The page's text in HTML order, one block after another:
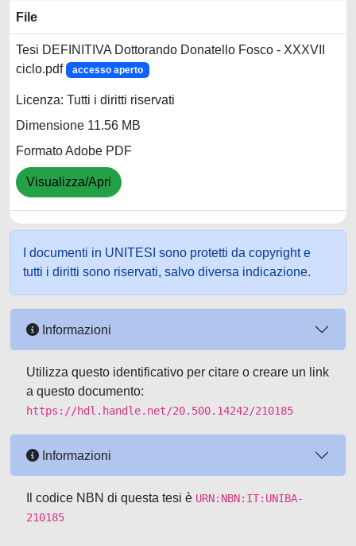
File
Tesi DEFINITIVA Dottorando Donatello Fosco - XXXVII
ciclo.pdf
accesso aperto
Licenza: Tutti i diritti riservati
Dimensione 11.56 MB
Formato Adobe PDF
Visualizza/Apri
I documenti in UNITESI sono protetti da copyright e
tutti i diritti sono riservati, salvo diversa indicazione.
Informazioni
Utilizza questo identificativo per citare o creare un link
a questo documento:
https://hdl.handle.net/20.500.14242/210185
Informazioni
Il codice NBN di questa tesi è URN:NBN:IT:UNIBA-
210185